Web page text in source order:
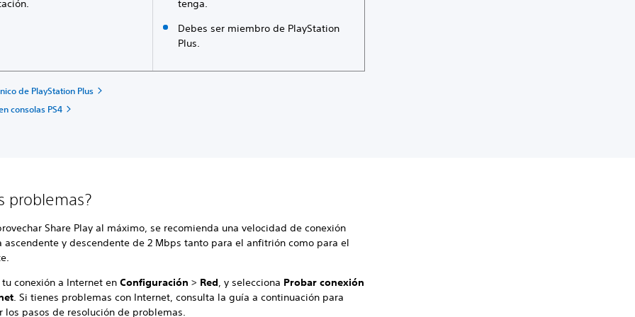
tenga.
Debes ser miembro de PlayStation
Plus.
de PlayStation Plus
consolas PS4
problemas?
Share Play al máximo, se recomienda una velocidad de conexión
ascendente y descendente de 2 Mbps tanto para el anfitrión como para el
tu conexión a Internet en Configuración> Red, y selecciona Probar conexión
. Si tienes problemas con Internet, consulta la guía a continuación para
los pasos de resolución de problemas.